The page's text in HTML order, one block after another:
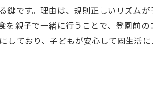
稚園と家庭が連携する子育てのコツ
稚園生活と仕事や家事の両立ポイント
稚園で役立つ子育てイベントや相談窓
です。理由は、規則正しいリズム
親子で一緒に行うことで、登園前
ており、子どもが安心して園生活